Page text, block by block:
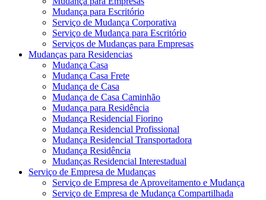
Mudança para Escritório
Serviço de Mudança Corporativa
Serviço de Mudança para Escritório
Serviços de Mudanças para Empresas
Mudanças para Residencias
Mudança Casa
Mudança Casa Frete
Mudança de Casa
Mudança de Casa Caminhão
Mudança para Residência
Mudança Residencial Fiorino
Mudança Residencial Profissional
Mudança Residencial Transportadora
Mudança Residência
Mudanças Residencial Interestadual
Serviço de Empresa de Mudanças
Serviço de Empresa de Aproveitamento e Mudança
Serviço de Empresa de Mudança Compartilhada